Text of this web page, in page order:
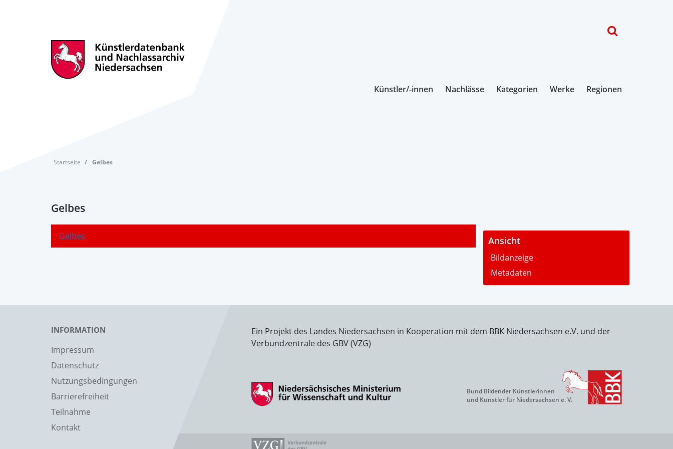
Künstler/-innen Nachlässe Kategorien Werke Regionen
Startseite Gelbes
Gelbes
Gelbes - Ansicht
Bildanzeige
Metadaten
INFORMATION
Impressum
Datenschutz
Nutzungsbedingungen
Barrierefreiheit
Teilnahme
Kontakt
Ein Projekt des Landes Niedersachsen in Kooperation mit dem BBK Niedersachsen e.V. und der
Verbundzentrale des GBV (VZG)
Bund Bildender Künstlerinnen
und Künstler für Niedersachsen e. V.